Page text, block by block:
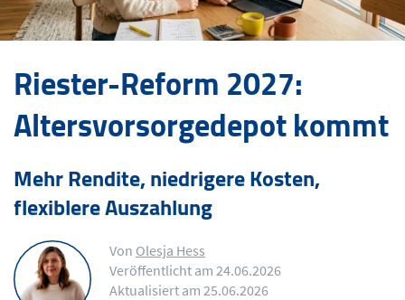
Riester-Reform 2027:
Altersvorsorgedepot kommt
Mehr Rendite, niedrigere Kosten,
flexiblere Auszahlung
Von Olesja Hess
Veröffentlicht am 24.06.2026
Aktualisiert am 25.06.2026